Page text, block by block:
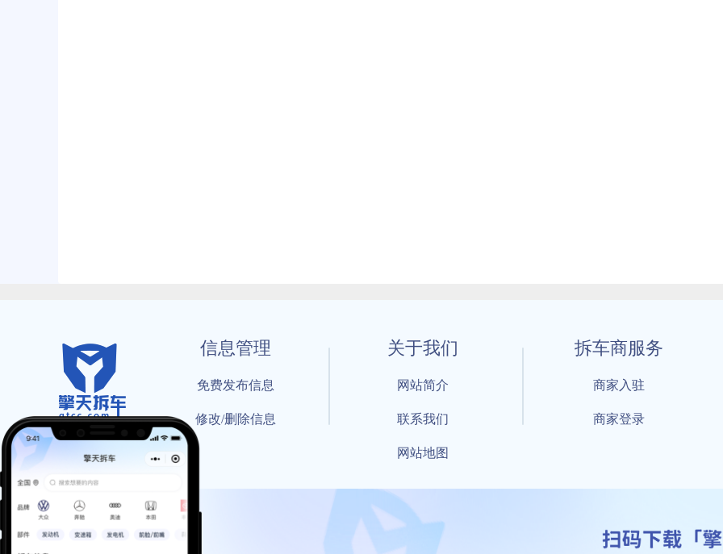
信息管理
免费发布信息
修改/删除信息
关于我们
网站简介
联系我们
网站地图
拆车商服务
商家入驻
商家登录
© 2021 By 擎天拆车-买卖拆车件，擎天拆车好省快 All Rights Reserved
工信部备案号：鲁ICP备18021004号-17 公安部备案号： 鲁公网安备